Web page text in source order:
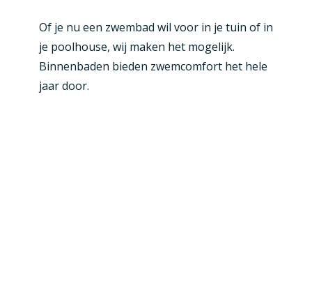
Of je nu een zwembad wil voor in je tuin of in
je poolhouse, wij maken het mogelijk.
Binnenbaden bieden zwemcomfort het hele
jaar door.